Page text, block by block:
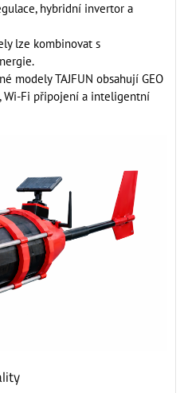
hybridní invertor a
lze kombinovat s
modely TAJFUN obsahují GEO
Wi-Fi připojení a inteligentní